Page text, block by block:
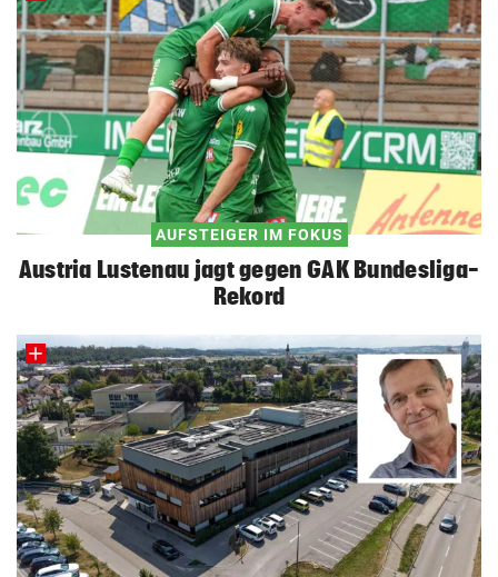
AUFSTEIGER IM FOKUS
Austria Lustenau jagt gegen GAK Bundesliga-
Rekord